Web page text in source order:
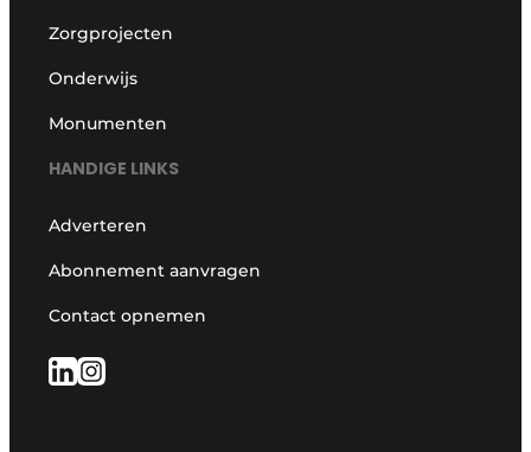
Zorgprojecten
Onderwijs
Monumenten
HANDIGE LINKS
Adverteren
Abonnement aanvragen
Contact opnemen